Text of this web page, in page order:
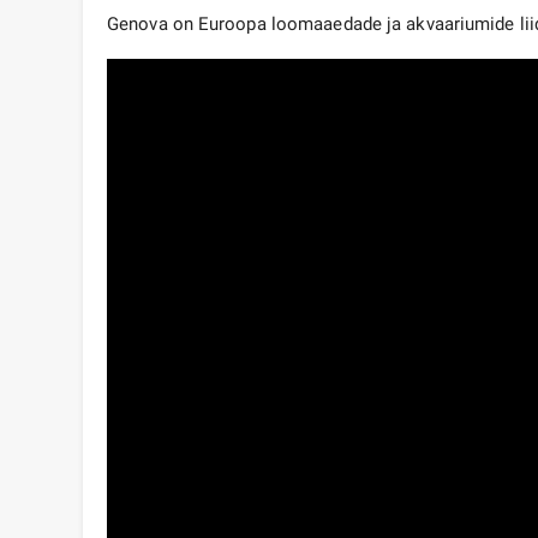
Genova on Euroopa loomaaedade ja akvaariumide